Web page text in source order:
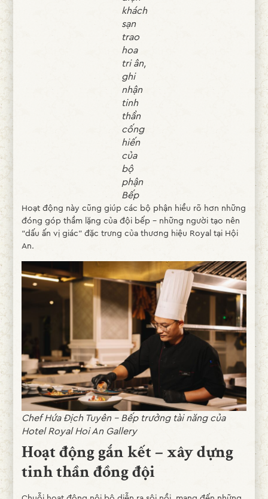
khách
sạn
trao
hoa
tri ân,
ghi
nhận
tinh
thần
cống
hiến
của
bộ
phận
Bếp
Hoạt động này cũng giúp các bộ phận hiểu rõ hơn những
đóng góp thầm lặng của đội bếp – những người tạo nên
“dấu ấn vị giác” đặc trưng của thương hiệu Royal tại Hội
An.
Chef Hứa Địch Tuyên – Bếp trưởng tài năng của
Hotel Royal Hoi An Gallery
Hoạt động gắn kết – xây dựng
tinh thần đồng đội